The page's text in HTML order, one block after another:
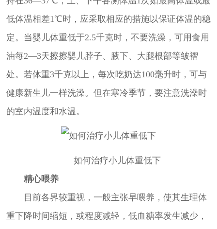
低体温相差1℃时，应采取相应的措施以保证体温的稳
定。当婴儿体重低于2.5千克时，不要洗澡，可用食用
油每2—3天擦擦婴儿脖子、腋下、大腿根部等皱褶
处。若体重3千克以上，每次吃奶达100毫升时，可与
健康新生儿一样洗澡。但在寒冷季节，要注意洗澡时
的室内温度和水温。
如何治疗小儿体重低下
精心喂养
目前各界较重视，一般主张早喂养，使其生理体
重下降时间缩短，或程度减轻，低血糖率发生减少，